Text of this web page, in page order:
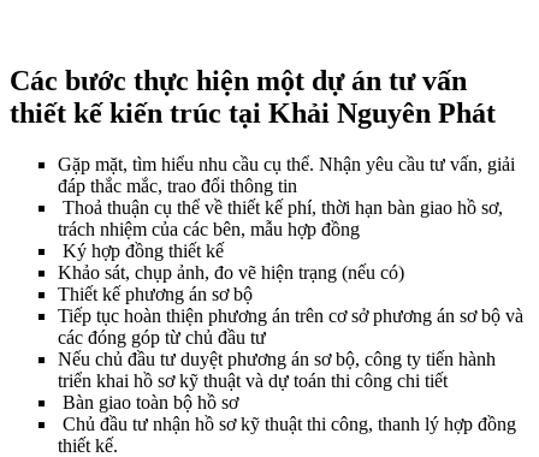
Các bước thực hiện một dự án tư vấn
thiết kế kiến trúc tại Khải Nguyên Phát
Gặp mặt, tìm hiểu nhu cầu cụ thể. Nhận yêu cầu tư vấn, giải
đáp thắc mắc, trao đổi thông tin
Thoả thuận cụ thể về thiết kế phí, thời hạn bàn giao hồ sơ,
trách nhiệm của các bên, mẫu hợp đồng
Ký hợp đồng thiết kế
Khảo sát, chụp ảnh, đo vẽ hiện trạng (nếu có)
Thiết kế phương án sơ bộ
Tiếp tục hoàn thiện phương án trên cơ sở phương án sơ bộ và
các đóng góp từ chủ đầu tư
Nếu chủ đầu tư duyệt phương án sơ bộ, công ty tiến hành
triển khai hồ sơ kỹ thuật và dự toán thi công chi tiết
Bàn giao toàn bộ hồ sơ
Chủ đầu tư nhận hồ sơ kỹ thuật thi công, thanh lý hợp đồng
thiết kế.